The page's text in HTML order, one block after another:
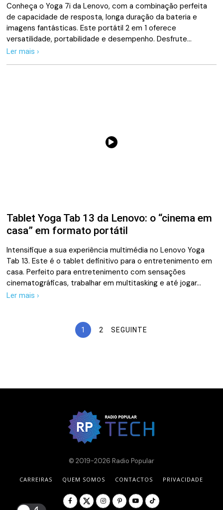
Conheça o Yoga 7i da Lenovo, com a combinação perfeita
de capacidade de resposta, longa duração da bateria e
imagens fantásticas. Este portátil 2 em 1 oferece
versatilidade, portabilidade e desempenho. Desfrute…
Ler mais ›
Tablet Yoga Tab 13 da Lenovo: o “cinema em
casa” em formato portátil
Intensifique a sua experiência multimédia no Lenovo Yoga
Tab 13. Este é o tablet definitivo para o entretenimento em
casa. Perfeito para entretenimento com sensações
cinematográficas, trabalhar em multitasking e até jogar…
Ler mais ›
1 2 SEGUINTE
© 2019-2026 Radio Popular
CARREIRAS QUEM SOMOS CONTACTOS PRIVACIDADE